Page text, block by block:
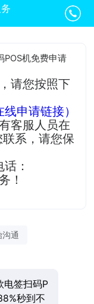
POS机免费申请
请您按照下
线申请链接）
客服人员在
联系，请您保
：
！
通
电签扫码P
秒到不